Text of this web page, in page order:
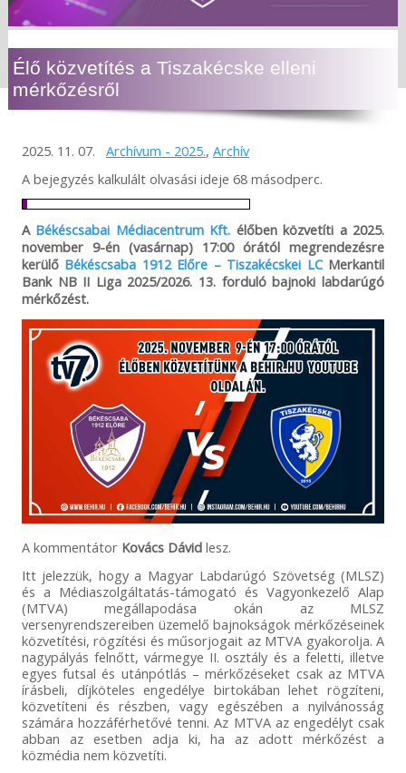
Élő közvetítés a Tiszakécske elleni
mérkőzésről
2025. 11. 07. Archívum - 2025., Archív
A bejegyzés kalkulált olvasási ideje 68 másodperc.
A Békéscsabai Médiacentrum Kft. élőben közvetíti a 2025.
november 9-én (vasárnap) 17:00 órától megrendezésre
kerülő Békéscsaba 1912 Előre – Tiszakécskei LCMerkantil
Bank NB II Liga 2025/2026. 13. forduló bajnoki labdarúgó
mérkőzést.
A kommentátor Kovács Dávidlesz.
Itt jelezzük, hogy a Magyar Labdarúgó Szövetség (MLSZ)
és a Médiaszolgáltatás-támogató és Vagyonkezelő Alap
(MTVA) megállapodása okán az MLSZ
versenyrendszereiben üzemelő bajnokságok mérkőzéseinek
közvetítési, rögzítési és műsorjogait az MTVA gyakorolja. A
nagypályás felnőtt, vármegye II. osztály és a feletti, illetve
egyes futsal és utánpótlás – mérkőzéseket csak az MTVA
írásbeli, díjköteles engedélye birtokában lehet rögzíteni,
közvetíteni és részben, vagy egészében a nyilvánosság
számára hozzáférhetővé tenni. Az MTVA az engedélyt csak
abban az esetben adja ki, ha az adott mérkőzést a
közmédia nem közvetíti.